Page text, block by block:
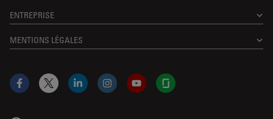
ENTREPRISE
MENTIONS LÉGALES
Facebook
X LinkedInInstagramYouTubeGlassdoor